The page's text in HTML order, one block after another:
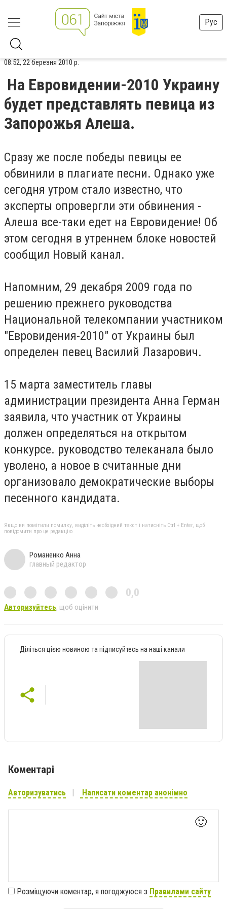
Рус
08:52, 22 березня 2010 р.
На Евровидении-2010 Украину
будет представлять певица из
Запорожья Алеша.
Сразу же после победы певицы ее
обвинили в плагиате песни. Однако уже
сегодня утром стало известно, что
эксперты опровергли эти обвинения -
Алеша все-таки едет на Евровидение! Об
этом сегодня в утреннем блоке новостей
сообщил Новый канал.
Напомним, 29 декабря 2009 года по
решению прежнего руководства
Национальной телекомпании участником
"Евровидения-2010" от Украины был
определен певец Василий Лазарович.
15 марта заместитель главы
администрации президента Анна Герман
заявила, что участник от Украины
должен определяться на открытом
конкурсе. руководство телеканала было
уволено, а новое в считанные дни
организовало демократические выборы
песенного кандидата.
Якщо ви помітили помилку, виділіть необхідний текст і натисніть Ctrl + Enter, щоб
повідомити про це редакцію
Романенко Анна
главный редактор
0,0
Авторизуйтесь, щоб оцінити
Діліться цією новиною та підписуйтесь на наші канали
Коментарі
Авторизуватись Написати коментар анонімно
🙂
Розміщуючи коментар, я погоджуюся з Правилами сайту